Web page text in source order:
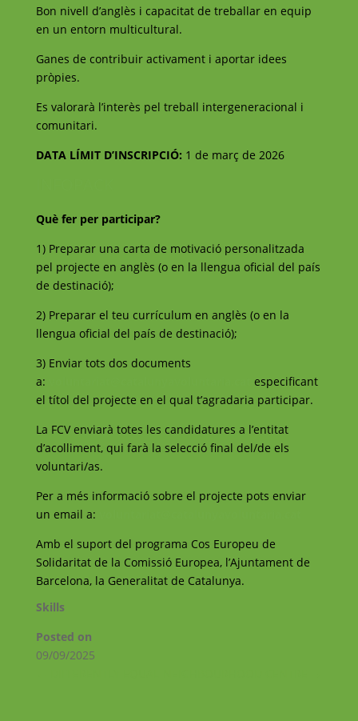
Bon nivell d’anglès i capacitat de treballar en equip
en un entorn multicultural.
Ganes de contribuir activament i aportar idees
pròpies.
Es valorarà l’interès pel treball intergeneracional i
comunitari.
DATA LÍMIT D’INSCRIPCIÓ: 1 de març de 2026
Què fer per participar?
1) Preparar una carta de motivació personalitzada
pel projecte en anglès (o en la llengua oficial del país
de destinació);
2) Preparar el teu currículum en anglès (o en la
llengua oficial del país de destinació);
3) Enviar tots dos documents
a:
especificant
el títol del projecte en el qual t’agradaria participar.
La FCV enviarà totes les candidatures a l’entitat
d’acolliment, qui farà la selecció final del/de els
voluntari/as.
Per a més informació sobre el projecte pots enviar
un email a:
Amb el suport del programa Cos Europeu de
Solidaritat de la Comissió Europea, l’Ajuntament de
Barcelona, la Generalitat de Catalunya.
Skills
Posted on
09/09/2025